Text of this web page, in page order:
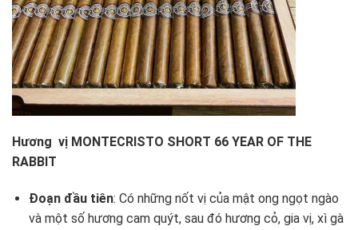
Hương vị MONTECRISTO SHORT 66 YEAR OF THE
RABBIT
Đoạn đầu tiên: Có những nốt vị của mật ong ngọt ngào
và một số hương cam quýt, sau đó hương cỏ, gia vị, xì gà